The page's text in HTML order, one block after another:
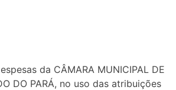
da CÂMARA MUNICIPAL DE
DO PARÁ, no uso das atribuições